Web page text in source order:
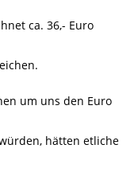
ca. 36,- Euro
um uns den Euro
hätten etliche